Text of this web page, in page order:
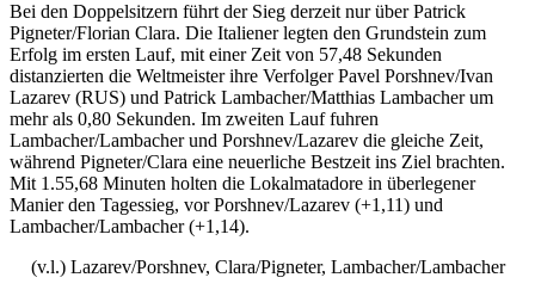
Bei den Doppelsitzern führt der Sieg derzeit nur über Patrick
Pigneter/Florian Clara. Die Italiener legten den Grundstein zum
Erfolg im ersten Lauf, mit einer Zeit von 57,48 Sekunden
distanzierten die Weltmeister ihre Verfolger Pavel Porshnev/Ivan
Lazarev (RUS) und Patrick Lambacher/Matthias Lambacher um
mehr als 0,80 Sekunden. Im zweiten Lauf fuhren
Lambacher/Lambacher und Porshnev/Lazarev die gleiche Zeit,
während Pigneter/Clara eine neuerliche Bestzeit ins Ziel brachten.
Mit 1.55,68 Minuten holten die Lokalmatadore in überlegener
Manier den Tagessieg, vor Porshnev/Lazarev (+1,11) und
Lambacher/Lambacher (+1,14).
(v.l.) Lazarev/Porshnev, Clara/Pigneter, Lambacher/Lambacher